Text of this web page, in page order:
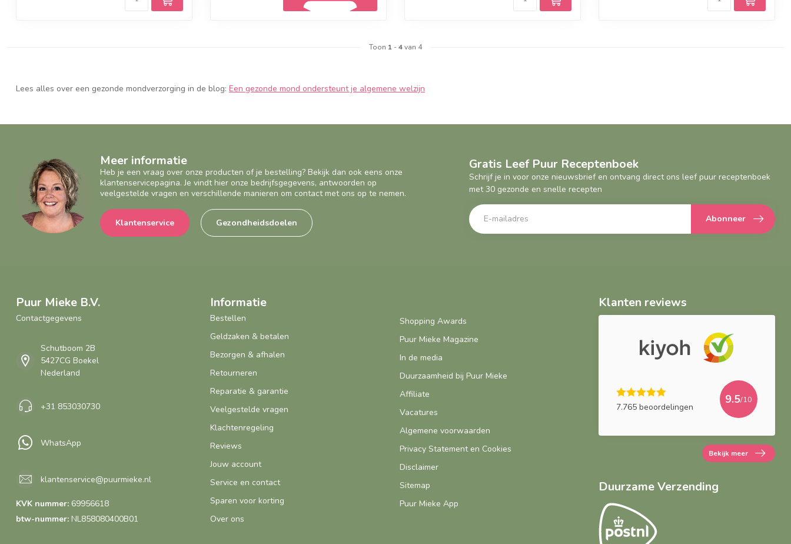
Toon 1 -4van 4
Lees alles over een gezonde mondverzorging in de blog: Een gezonde mond ondersteunt je algemene welzijn
Meer informatie
Heb je een vraag over onze producten of je bestelling? Bekijk dan ook eens onze
klantenservicepagina. Je vindt hier onze bedrijfsgegevens, antwoorden op
veelgestelde vragen en verschillende manieren om contact met ons op te nemen.
Klantenservice Gezondheidsdoelen
Gratis Leef Puur Receptenboek
Schrijf je in voor onze nieuwsbrief en ontvang direct ons leef puur receptenboek
met 30 gezonde en snelle recepten
Abonneer
Puur Mieke B.V.
Contactgegevens
Schutboom 2B
5427CG Boekel
Nederland
+31 853030730
WhatsApp
klantenservice@puurmieke.nl
KVK nummer: 69956618
btw-nummer: NL858080400B01
Informatie
Bestellen
Geldzaken & betalen
Bezorgen & afhalen
Retourneren
Reparatie & garantie
Veelgestelde vragen
Klachtenregeling
Reviews
Jouw account
Service en contact
Sparen voor korting
Over ons
Shopping Awards
Puur Mieke Magazine
In de media
Duurzaamheid bij Puur Mieke
Affiliate
Vacatures
Algemene voorwaarden
Privacy Statement en Cookies
Disclaimer
Sitemap
Puur Mieke App
Klanten reviews
7.765 beoordelingen
9.5/10
Bekijk meer
Duurzame Verzending